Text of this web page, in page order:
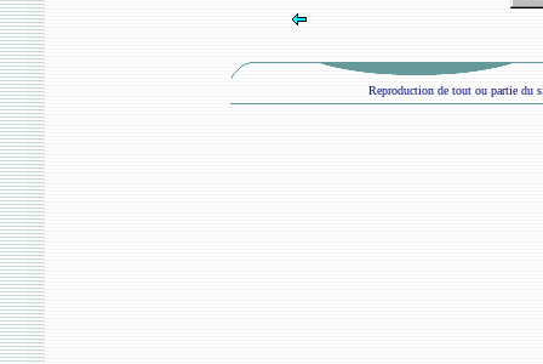
Reproduction de tout ou partie du